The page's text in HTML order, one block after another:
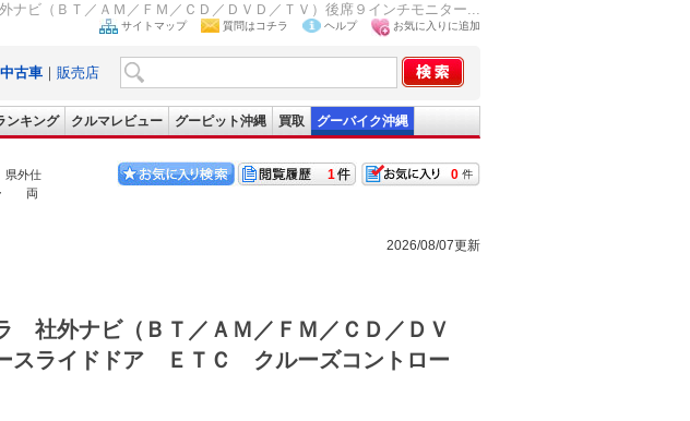
（ＢＴ／ＡＭ／ＦＭ／ＣＤ／ＤＶＤ／ＴＶ）後席９インチモニター...
サイトマップ 質問はコチラ ヘルプ お気に入りに追加
中古車 ｜ 販売店
ンキング クルマレビュー グーピット沖縄 買取 グーバイク沖縄
県外仕
ー 両
0
1
2026/08/07更新
外ナビ（ＢＴ／ＡＭ／ＦＭ／ＣＤ／ＤＶ
スライドドア ＥＴＣ クルーズコントロー